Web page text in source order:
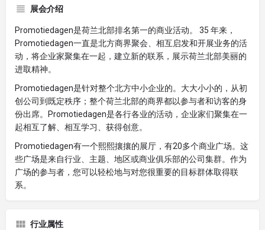
展会介绍
Promotiedagen是荷兰北部排名第一的商业活动。 35 年来，
Promotiedagen一直是北方商界聚会、相互启发和开展业务的活
动，将企业家聚集在一起，建立新的联系，展示荷兰北部美丽的
进取精神。
Promotiedagen是针对整个北方中小企业的。大大小小的，从初
创公司到既定秩序；整个荷兰北部的商界都以参与者和访客的身
份出席。Promotiedagen是各行各业的活动，企业家们聚集在一
起相互了解、相互学习、获得创意。
Promotiedagen有一个熙熙攘攘的展厅，有20多个商业广场。这
些广场是来自行业、主题、地区或商业俱乐部的公司集群。作为
广场的参与者，您可以轻松地与对您很重要的目标群体取得联
系。
行业属性